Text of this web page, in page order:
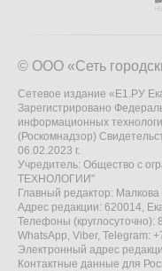
© ООО «Сеть
Сетевое издание «Е1.РУ
Зарегистрировано
информационных
(Роскомнадзор)
06.02.2023 г.
Учредитель: Общество с
ТЕХНОЛОГИИ"
Главный редактор:
Адрес редакции: 620014,
Телефоны (круглосуточно):
WhatsApp, Viber, Telegram:
Электронный адрес
Контактные данные для